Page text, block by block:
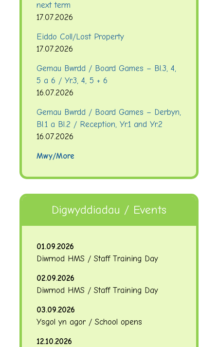
next term
17.07.2026
Eiddo Coll/Lost Property
17.07.2026
Gemau Bwrdd / Board Games – Bl.3, 4,
5 a 6 / Yr.3, 4, 5 + 6
16.07.2026
Gemau Bwrdd / Board Games – Derbyn,
Bl.1 a Bl.2 / Reception, Yr.1 and Yr.2
16.07.2026
Mwy/More
Digwyddiadau / Events
01.09.2026
Diwrnod HMS / Staff Training Day
02.09.2026
Diwrnod HMS / Staff Training Day
03.09.2026
Ysgol yn agor / School opens
12.10.2026